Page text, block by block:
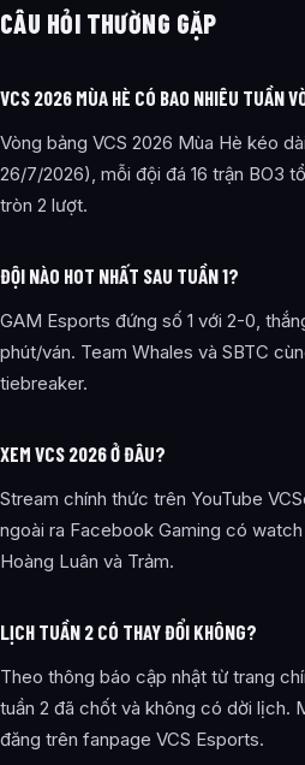
CÂU HỎI THƯỜNG GẶP
VCS 2026 MÙA HÈ CÓ BAO NHIÊU TUẦN
Vòng bảng VCS 2026 Mùa Hè kéo
26/7/2026), mỗi đội đá 16 trận BO3
tròn 2 lượt.
ĐỘI NÀO HOT NHẤT SAU TUẦN 1?
GAM Esports đứng số 1 với 2-0,
phút/ván. Team Whales và SBTC
tiebreaker.
XEM VCS 2026 Ở ĐÂU?
Stream chính thức trên YouTube
ngoài ra Facebook Gaming có
Hoàng Luân và Trảm.
LỊCH TUẦN 2 CÓ THAY ĐỔI KHÔNG?
Theo thông báo cập nhật từ trang
tuần 2 đã chốt và không có dời lịch.
đăng trên fanpage VCS Esports.